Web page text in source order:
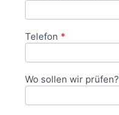
Telefon *
Wo sollen wir prüfen?